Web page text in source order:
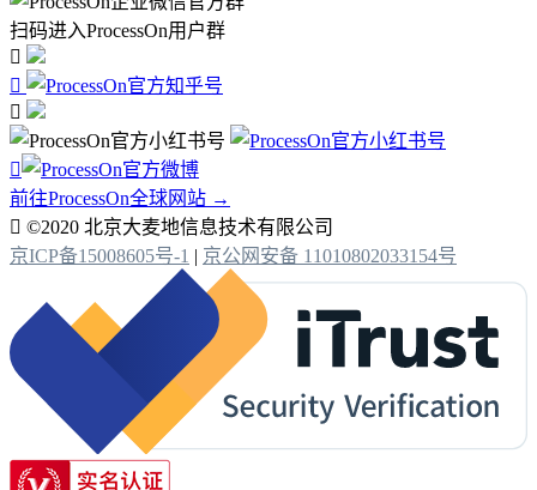
扫码进入ProcessOn用户群




前往ProcessOn全球网站 →
 ©2020 北京大麦地信息技术有限公司
京ICP备15008605号-1 | 京公网安备 11010802033154号